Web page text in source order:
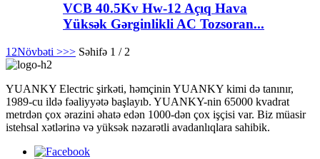
VCB 40.5Kv Hw-12 Açıq Hava
Yüksək Gərginlikli AC Tozsoran...
1 2Növbəti >>> Səhifə 1 / 2
YUANKY Electric şirkəti, həmçinin YUANKY kimi də tanınır,
1989-cu ildə fəaliyyətə başlayıb. YUANKY-nin 65000 kvadrat
metrdən çox ərazini əhatə edən 1000-dən çox işçisi var. Biz müasir
istehsal xətlərinə və yüksək nəzarətli avadanlıqlara sahibik.